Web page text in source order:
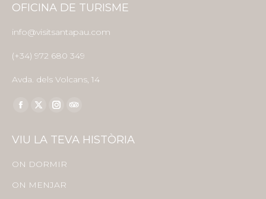
OFICINA DE TURISME
info@visitsantapau.com
(+34) 972 680 349
Avda. dels Volcans, 14
Find us on:
Facebook
opens
window
X
opens
window
Instagram
opens
window
TripAdvisor
opens
VIU LA TEVA HISTÒRIA
ON DORMIR
ON MENJAR